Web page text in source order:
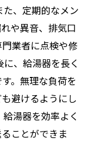
た、定期的なメン
や異音、排気口
業者に点検や修
、給湯器を長く
。無理な負荷を
避けるようにし
湯器を効率よく
ことができま